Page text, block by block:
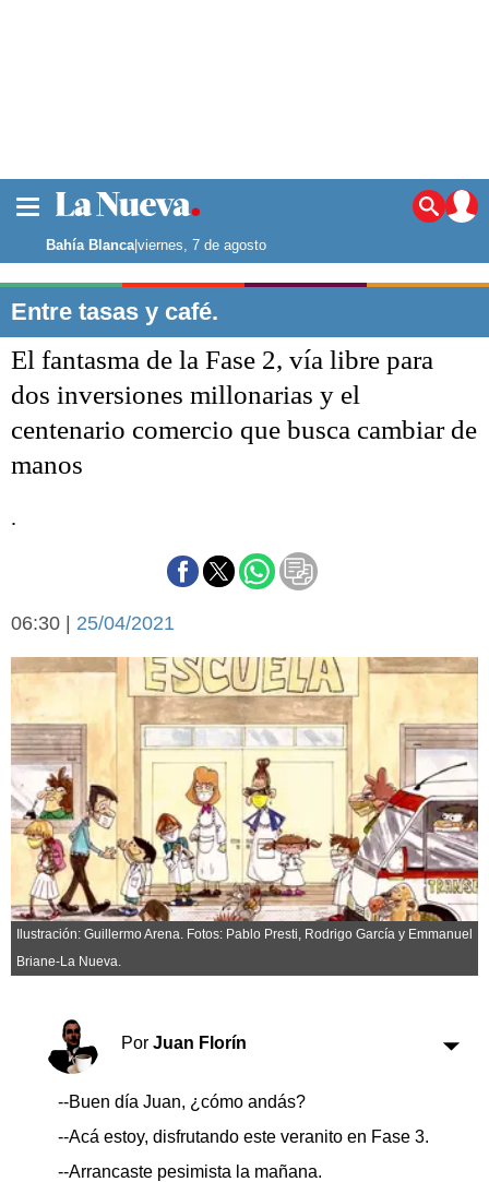
Noticias
La ciudad
Punta Alta
El mundo
Seguridad
Escenario Olímpico
Federal A
Aplausos
Economía y campo
Con el campo
Espacio empresas
Sociedad y tiempo
libre
Sociedad
Tecnología
Turismo
Salud
Es viral
El tiempo
Cartón Lleno
Fúnebres
Horóscopo
Suplementos
Transportes
Loterías
Datos Útiles
Bahía Blanca|viernes, 7 de agosto
Entre tasas y café.
El fantasma de la Fase 2, vía libre para
dos inversiones millonarias y el
centenario comercio que busca cambiar de
manos
.
06:30 | 25/04/2021
Ilustración: Guillermo Arena. Fotos: Pablo Presti, Rodrigo García y Emmanuel
Briane-La Nueva.
Por Juan Florín
--Buen día Juan, ¿cómo andás?
--Acá estoy, disfrutando este veranito en Fase 3.
--Arrancaste pesimista la mañana.